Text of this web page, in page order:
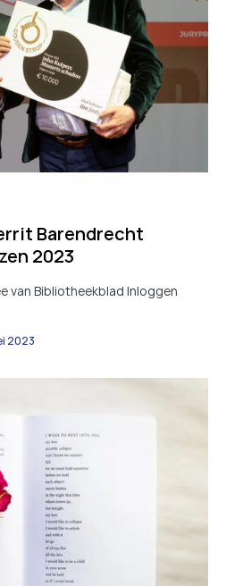
Barendrecht
2023
van Bibliotheekblad Inloggen
2023